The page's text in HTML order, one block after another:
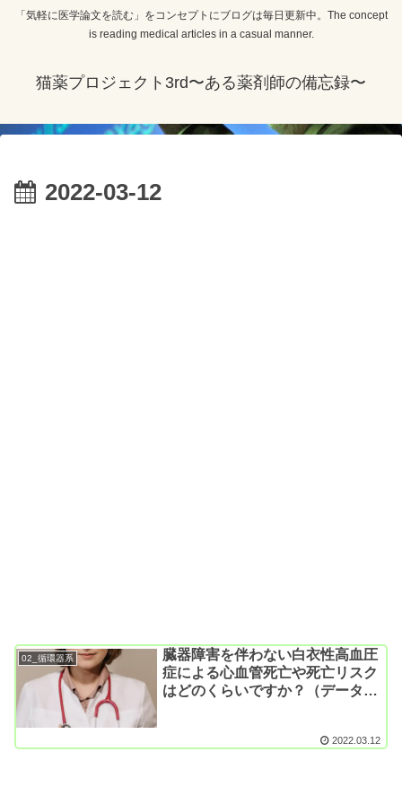
「気軽に医学論文を読む」をコンセプトにブログは毎日更新中。The concept
is reading medical articles in a casual manner.
猫薬プロジェクト3rd〜ある薬剤師の備忘録〜
2022-03-12
02_循環器系
臓器障害を伴わない白衣性高血圧
症による心血管死亡や死亡リスク
はどのくらいですか？（データベ
2022.03.12